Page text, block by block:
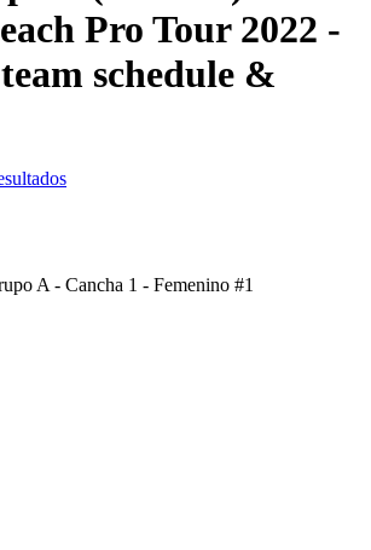
Pro Tour 2022 -
schedule &
A - Cancha 1 - Femenino #1